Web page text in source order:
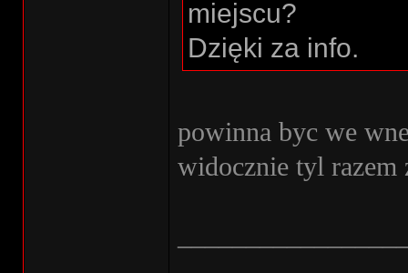
miejscu?
Dzięki za info.
powinna byc we
widocznie tyl